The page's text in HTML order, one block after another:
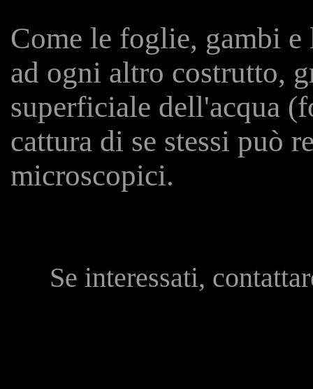
Come le foglie, gambi e
ad ogni altro costrutto,
superficiale dell'acqua
cattura di se stessi può
microscopici.
Se interessati,